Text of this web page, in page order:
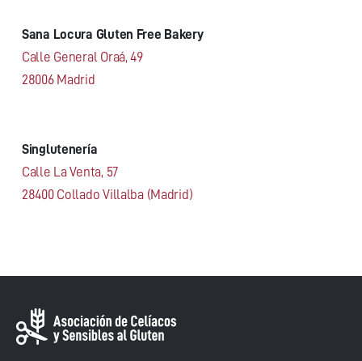
Sana Locura Gluten Free Bakery
Calle General Oraá, 49
28006 Madrid
Singlutenería
Calle La Venta, 57
28400 Collado Villalba (Madrid)